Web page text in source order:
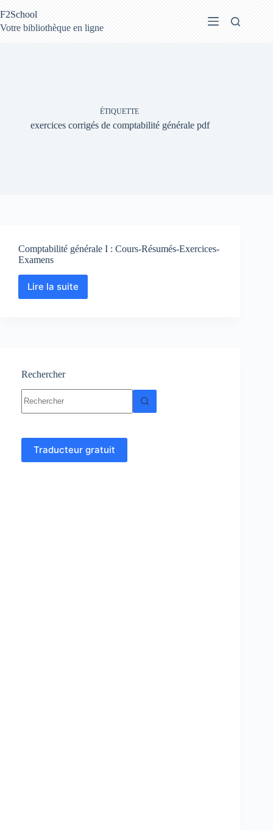
au
contenu
F2School
Votre bibliothèque en ligne
ÉTIQUETTE
exercices corrigés de comptabilité générale pdf
Comptabilité générale I : Cours-Résumés-Exercices-
Examens
Lire la suiteComptabilité
Examens
Rechercher
résultat
Traducteur gratuit